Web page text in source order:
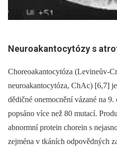
Neuroakantocytózy s
Choreoakantocytóza (Levineův-
neuroakantocytóza, ChAc) [6,7]
dědičné onemocnění vázané na
popsáno více než 80 mutací.
abnormní protein chorein s
zejména v tkáních odpovědných